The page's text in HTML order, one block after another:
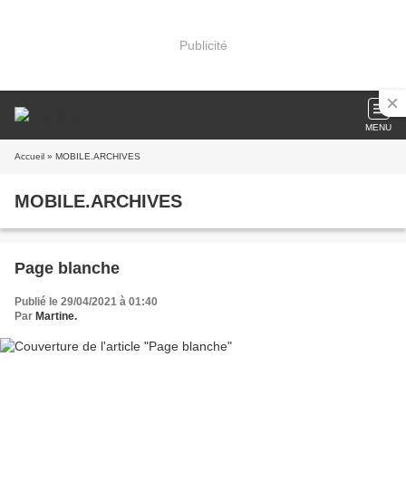
Publicité
MENU
Accueil » MOBILE.ARCHIVES
MOBILE.ARCHIVES
Page blanche
Publié le 29/04/2021 à 01:40
Par Martine.